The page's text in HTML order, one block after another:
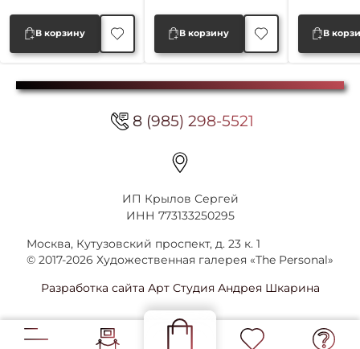
В корзину В корзину В
8 (985) 298-5521
ИП Крылов Сергей
ИНН 773133250295
Москва, Кутузовский проспект, д. 23 к. 1
© 2017-2026 Художественная галерея «The Personal»
Разработка сайта Арт Студия Андрея Шкарина